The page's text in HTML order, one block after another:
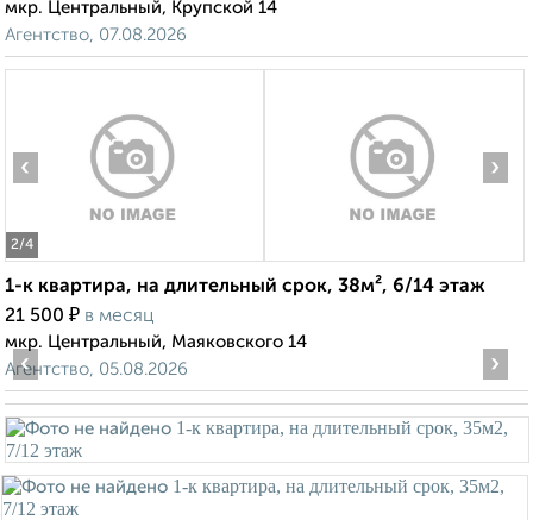
мкр. Центральный, Крупской 14
Агентство, 07.08.2026
2/4
‹ ›
1-к квартира, на длительный срок, 38м², 6/14 этаж
21 500 ₽ в месяц
мкр. Центральный, Маяковского 14
Агентство, 05.08.2026
‹ ›